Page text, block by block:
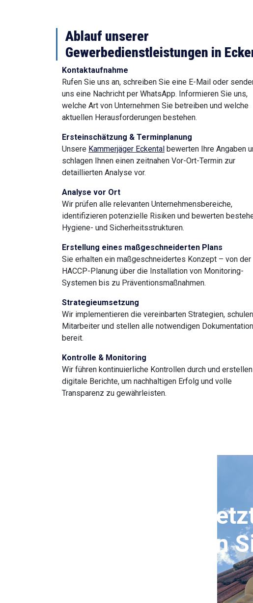
Ablauf unserer
Gewerbedienstleistungen in
Kontaktaufnahme
Rufen Sie uns an, schreiben Sie eine E-Mail oder
uns eine Nachricht per WhatsApp. Informieren Sie uns,
welche Art von Unternehmen Sie betreiben und welche
aktuellen Herausforderungen bestehen.
Ersteinschätzung & Terminplanung
Unsere Kammerjäger Eckental bewerten Ihre Angaben
schlagen Ihnen einen zeitnahen Vor-Ort-Termin zur
detaillierten Analyse vor.
Analyse vor Ort
Wir prüfen alle relevanten Unternehmensbereiche,
identifizieren potenzielle Risiken und bewerten
Hygiene- und Sicherheitsstrukturen.
Erstellung eines maßgeschneiderten Plans
Sie erhalten ein maßgeschneidertes Konzept – von der
HACCP-Planung über die Installation von Monitoring-
Systemen bis zu Präventionsmaßnahmen.
Strategieumsetzung
Wir implementieren die vereinbarten Strategien,
Mitarbeiter und stellen alle notwendigen
bereit.
Kontrolle & Monitoring
Wir führen kontinuierliche Kontrollen durch und erstellen
digitale Berichte, um nachhaltigen Erfolg und volle
Transparenz zu gewährleisten.
Rufen Sie uns
und vereinbaren